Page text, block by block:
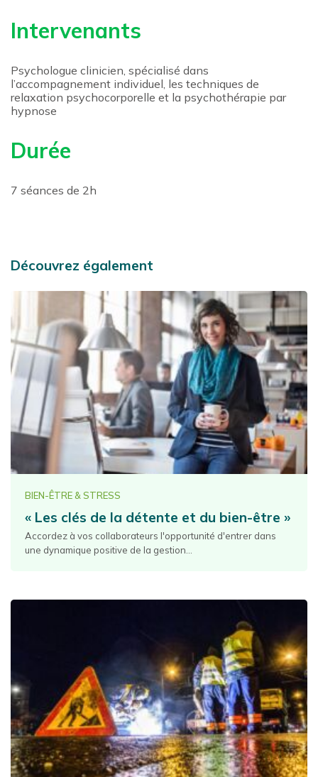
Intervenants
Psychologue clinicien, spécialisé dans
l’accompagnement individuel, les techniques de
relaxation psychocorporelle et la psychothérapie par
hypnose
Durée
7 séances de 2h
Découvrez également
BIEN-ÊTRE & STRESS
« Les clés de la détente et du bien-être »
Accordez à vos collaborateurs l'opportunité d'entrer dans
une dynamique positive de la gestion...